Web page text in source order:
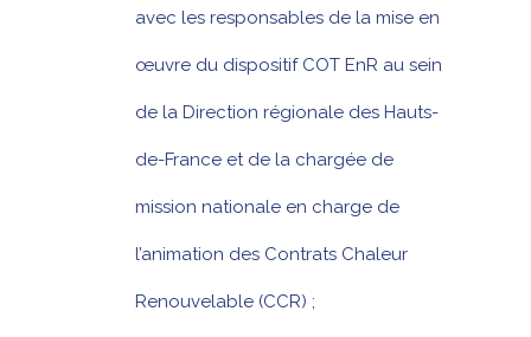
avec les responsables de la mise en
œuvre du dispositif COT EnR au sein
de la Direction régionale des Hauts-
de-France et de la chargée de
mission nationale en charge de
l’animation des Contrats Chaleur
Renouvelable (CCR) ;